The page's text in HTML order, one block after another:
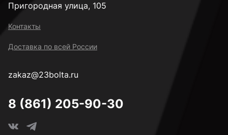
Пригородная улица, 105
Контакты
Доставка по всей России
zakaz@23bolta.ru
8 (861) 205-90-30